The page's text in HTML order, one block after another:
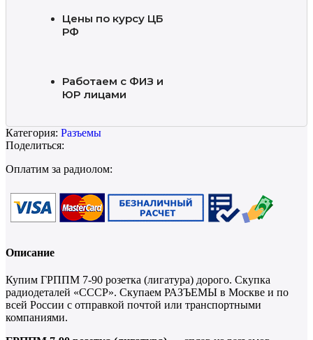
Цены по курсу ЦБ
РФ
Работаем с ФИЗ и
ЮР лицами
Категория: Разъемы
Поделиться:
Оплатим за радиолом:
Описание
Купим ГРППМ 7-90 розетка (лигатура) дорого. Скупка
радиодеталей «СССР». Скупаем РАЗЪЕМЫ в Москве и по
всей России с отправкой почтой или транспортными
компаниями.